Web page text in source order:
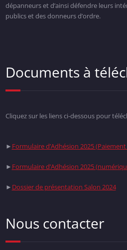
dépanneurs et d’ainsi défendre leurs
publics et des donneurs d’ordre.
Documents à
Cliquez sur les liens ci-dessous pour
► Formulaire d’Adhésion 2025 (Paiement
► Formulaire d’Adhésion 2025
► Dossier de présentation Salon 2024
Nous contacter